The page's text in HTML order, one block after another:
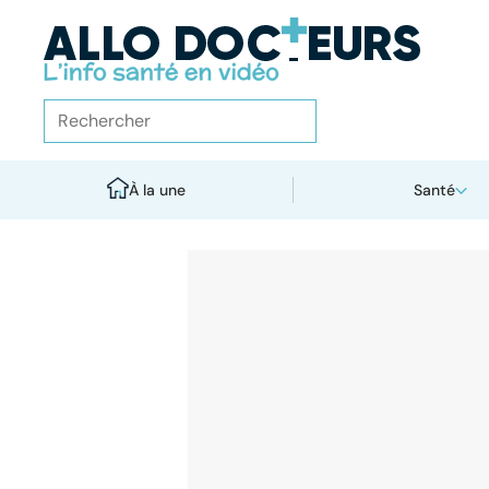
À la une Santé